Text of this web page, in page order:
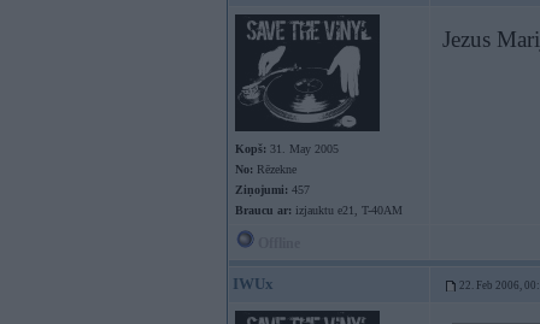
Kopš: 31. May 2005
No: Rēzekne
Ziņojumi: 457
Braucu ar: izjauktu e21, T-40AM
Jezus
IWUx 22. Feb 2006,